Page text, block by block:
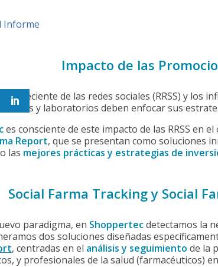
Informe
Impacto de las
creciente de las redes sociales (RRSS) y
y laboratorios deben enfocar sus
es consciente de este impacto de las RRSS en
Report, que se presentan como soluciones
las mejores prácticas y estrategias de
Social Farma Tracking y Social
paradigma, en Shoppertecdetectamos la
dos soluciones diseñadas
, centradas en el análisis y seguimiento de la
y profesionales de la salud (farmacéuticos)